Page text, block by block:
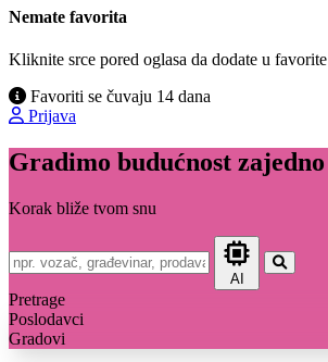
Nemate favorita
Kliknite srce pored oglasa da dodate u favorite
Favoriti se čuvaju 14 dana
Prijava
Gradimo budućnost zajedno
Korak bliže tvom snu
AI
Pretrage
Poslodavci
Gradovi